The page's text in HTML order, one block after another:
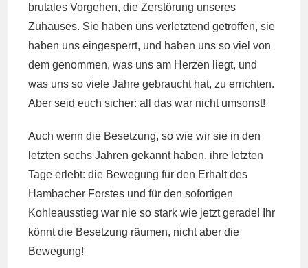
brutales Vorgehen, die Zerstörung unseres
Zuhauses. Sie haben uns verletztend getroffen, sie
haben uns eingesperrt, und haben uns so viel von
dem genommen, was uns am Herzen liegt, und
was uns so viele Jahre gebraucht hat, zu errichten.
Aber seid euch sicher: all das war nicht umsonst!
Auch wenn die Besetzung, so wie wir sie in den
letzten sechs Jahren gekannt haben, ihre letzten
Tage erlebt: die Bewegung für den Erhalt des
Hambacher Forstes und für den sofortigen
Kohleausstieg war nie so stark wie jetzt gerade! Ihr
könnt die Besetzung räumen, nicht aber die
Bewegung!